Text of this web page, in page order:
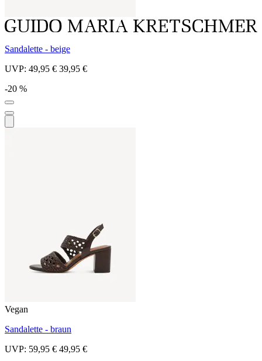
Sandalette - beige
UVP: 49,95 € 39,95 €
-20 %
Vegan
Sandalette - braun
UVP: 59,95 € 49,95 €